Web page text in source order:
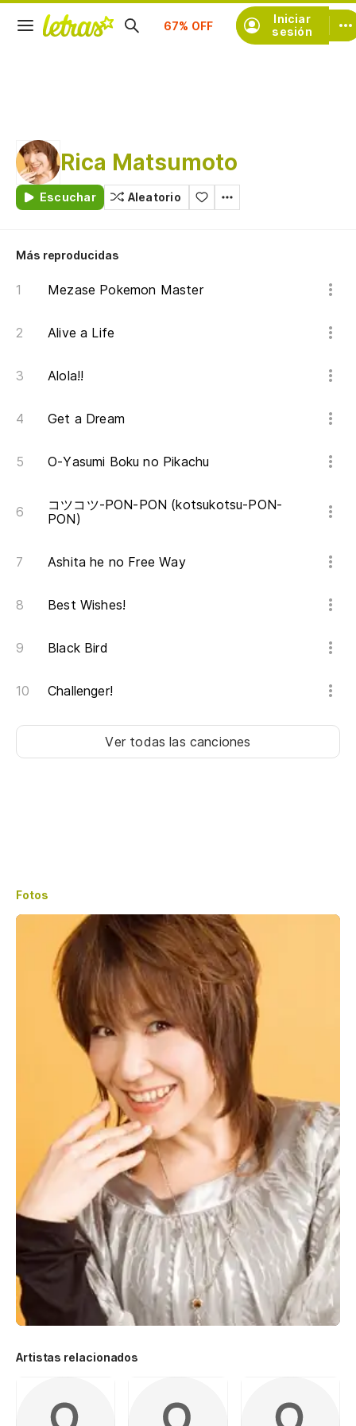
Iniciar
sesión
Suscríbete
Rica Matsumoto
Escuchar Aleatorio
Más reproducidas
Mezase Pokemon Master
Alive a Life
Alola!!
Get a Dream
O-Yasumi Boku no Pikachu
コツコツ-PON-PON (kotsukotsu-PON-
PON)
Ashita he no Free Way
Best Wishes!
Black Bird
Challenger!
Ver todas las canciones
Fotos
Artistas relacionados